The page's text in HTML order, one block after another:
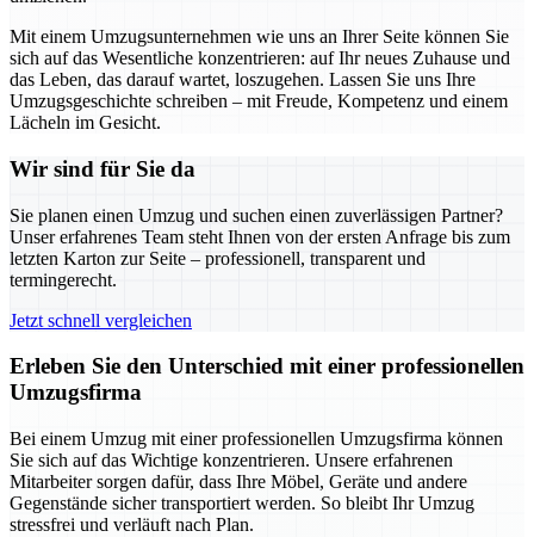
Mit einem Umzugsunternehmen wie uns an Ihrer Seite können Sie
sich auf das Wesentliche konzentrieren: auf Ihr neues Zuhause und
das Leben, das darauf wartet, loszugehen. Lassen Sie uns Ihre
Umzugsgeschichte schreiben – mit Freude, Kompetenz und einem
Lächeln im Gesicht.
Wir sind für Sie da
Sie planen einen Umzug und suchen einen zuverlässigen Partner?
Unser erfahrenes Team steht Ihnen von der ersten Anfrage bis zum
letzten Karton zur Seite – professionell, transparent und
termingerecht.
Jetzt schnell vergleichen
Erleben Sie den Unterschied mit einer professionellen
Umzugsfirma
Bei einem Umzug mit einer professionellen Umzugsfirma können
Sie sich auf das Wichtige konzentrieren. Unsere erfahrenen
Mitarbeiter sorgen dafür, dass Ihre Möbel, Geräte und andere
Gegenstände sicher transportiert werden. So bleibt Ihr Umzug
stressfrei und verläuft nach Plan.